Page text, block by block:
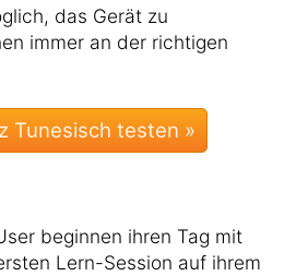
das Gerät zu
immer an der richtigen
beginnen ihren Tag mit
Lern-Session auf ihrem